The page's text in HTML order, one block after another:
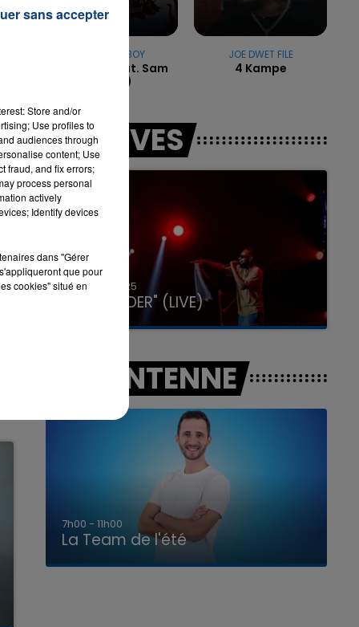
7h00 - 11h00
LA TEAM DE L'ÉTÉ
NAUGHTY BOY
La La La (feat. Sam
Smith)
JOE DWET FILE
4 Kampe
LES LIVES
31 janvier 2025
GIMS "SPIDER" (LIVE)
A L'ANTENNE
7h00 - 11h00
La Team de l'été
Store and/or
Use profiles to
audiences through
content; Use
fraud, and fix errors;
process personal
actively
Identify devices
dans "Gérer
que pour
cookies" situé en
sans accepter